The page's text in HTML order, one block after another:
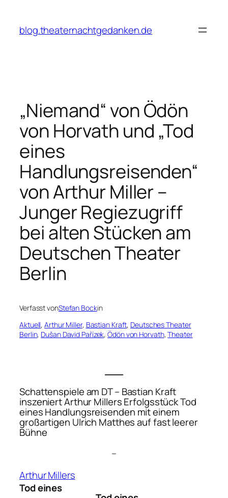
springen
blog.theaternachtgedanken.de
„Niemand“ von Ödön
von Horvath und „Tod
eines
Handlungsreisenden“
von Arthur Miller –
Junger Regiezugriff
bei alten Stücken am
Deutschen Theater
Berlin
Verfasst vonStefan Bockin
Aktuell, Arthur Miller, Bastian Kraft, Deutsches Theater
Berlin, Dušan David Pařízek, Ödön von Horvath, Theater
Schattenspiele am DT – Bastian Kraft
inszeniert Arthur Millers ErfolgsstückTod
eines Handlungsreisenden mit einem
großartigen Ulrich Matthes auf fast leerer
Bühne
–
Arthur Millers
Tod eines